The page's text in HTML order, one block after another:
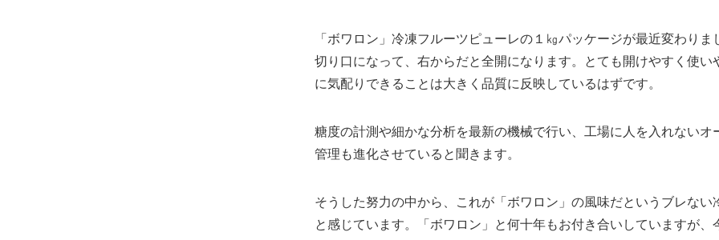
「ボワロン」冷凍フルーツピューレの１㎏パッケージが最近変わり
切り口になって、右からだと全開になります。とても開けやすく使
に気配りできることは大きく品質に反映しているはずです。
糖度の計測や細かな分析を最新の機械で行い、工場に人を入れない
管理も進化させていると聞きます。
そうした努力の中から、これが「ボワロン」の風味だというブレな
と感じています。「ボワロン」と何十年もお付き合いしていますが